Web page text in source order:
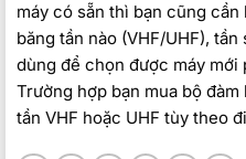
máy có sẵn thì bạn cũng
băng tần nào (VHF/UHF),
dùng để chọn được máy
Trường hợp bạn mua bộ
tần VHF hoặc UHF tùy theo